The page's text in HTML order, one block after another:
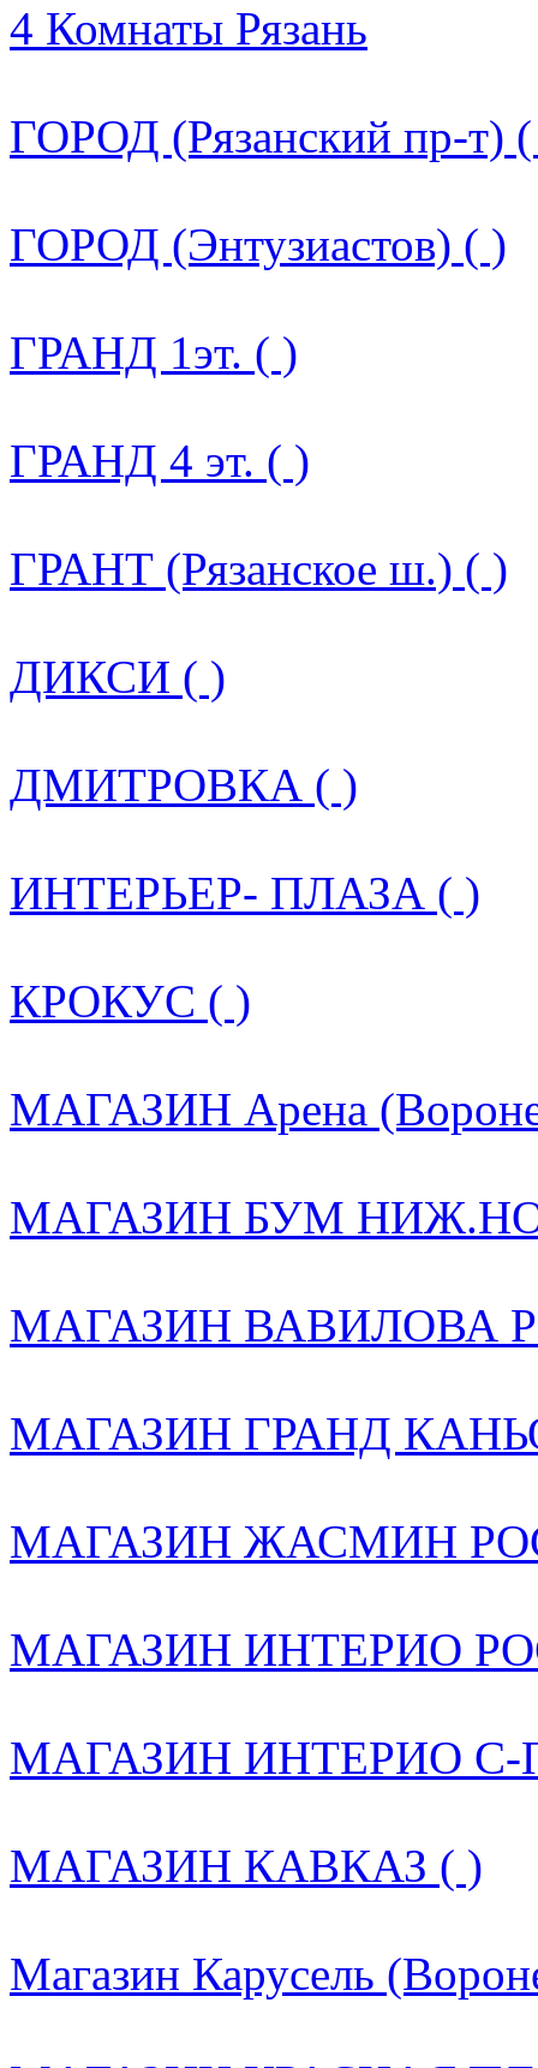
4 Комнаты Рязань
ГОРОД (Рязанский пр-т)
ГОРОД (Энтузиастов) ( )
ГРАНД 1эт. ( )
ГРАНД 4 эт. ( )
ГРАНТ (Рязанское ш.) ( )
ДИКСИ ( )
ДМИТРОВКА ( )
ИНТЕРЬЕР- ПЛАЗА ( )
КРОКУС ( )
МАГАЗИН Арена
МАГАЗИН БУМ
МАГАЗИН ВАВИЛОВА
МАГАЗИН ГРАНД
МАГАЗИН ЖАСМИН
МАГАЗИН ИНТЕРИО
МАГАЗИН ИНТЕРИО С-
МАГАЗИН КАВКАЗ ( )
Магазин Карусель